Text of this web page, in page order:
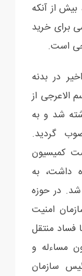
از آنکه
برای خرید
است.
در بدنه
الاعرجی از
شد و به
گردید.
کمیسیون
داشت، به
در حوزه
امنیت
فساد منتقل
مساءله و
سازمان